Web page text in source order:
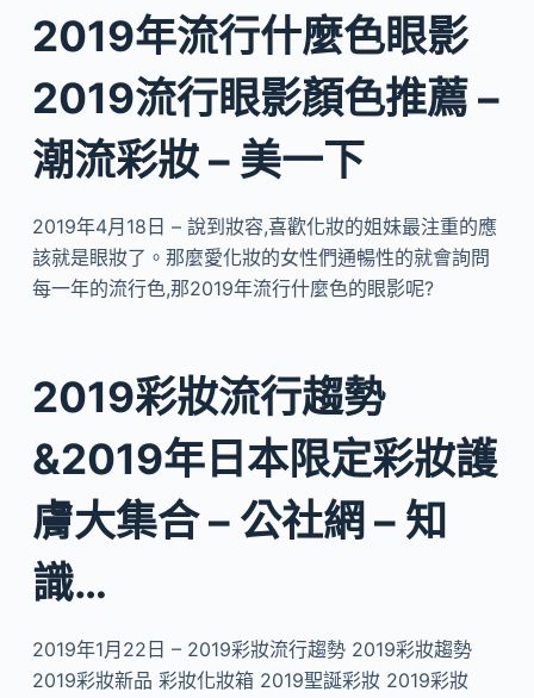
2019年流行什麼色眼影
2019流行眼影顏色推薦 –
潮流彩妝 – 美一下
2019年4月18日 – 說到妝容,喜歡化妝的姐妹最注重的應
該就是眼妝了。那麼愛化妝的女性們通暢性的就會詢問
每一年的流行色,那2019年流行什麼色的眼影呢?
2019彩妝流行趨勢
&2019年日本限定彩妝護
膚大集合 – 公社網 – 知
識…
2019年1月22日 – 2019彩妝流行趨勢 2019彩妝趨勢
2019彩妝新品 彩妝化妝箱 2019聖誕彩妝 2019彩妝